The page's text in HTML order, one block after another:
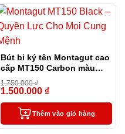
Bút bi ký tên Montagut cao
cấp MT150 Carbon màu
đen
1.750.000₫
1.500.000 ₫
Thêm vào giỏ hàng